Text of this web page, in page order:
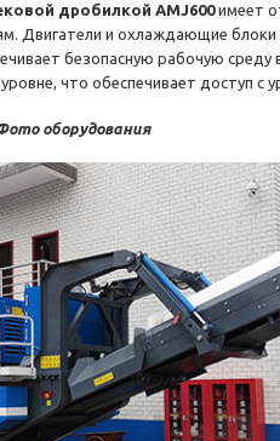
дробилкой AMJ600имеет
Двигатели и охлаждающие блоки
безопасную рабочую среду
что обеспечивает доступ с
оборудования